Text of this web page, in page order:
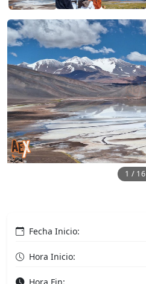
1 / 16
Fecha Inicio:
Hora Inicio: